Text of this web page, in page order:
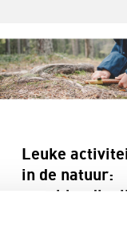
Leuke
in de natuur:
speel